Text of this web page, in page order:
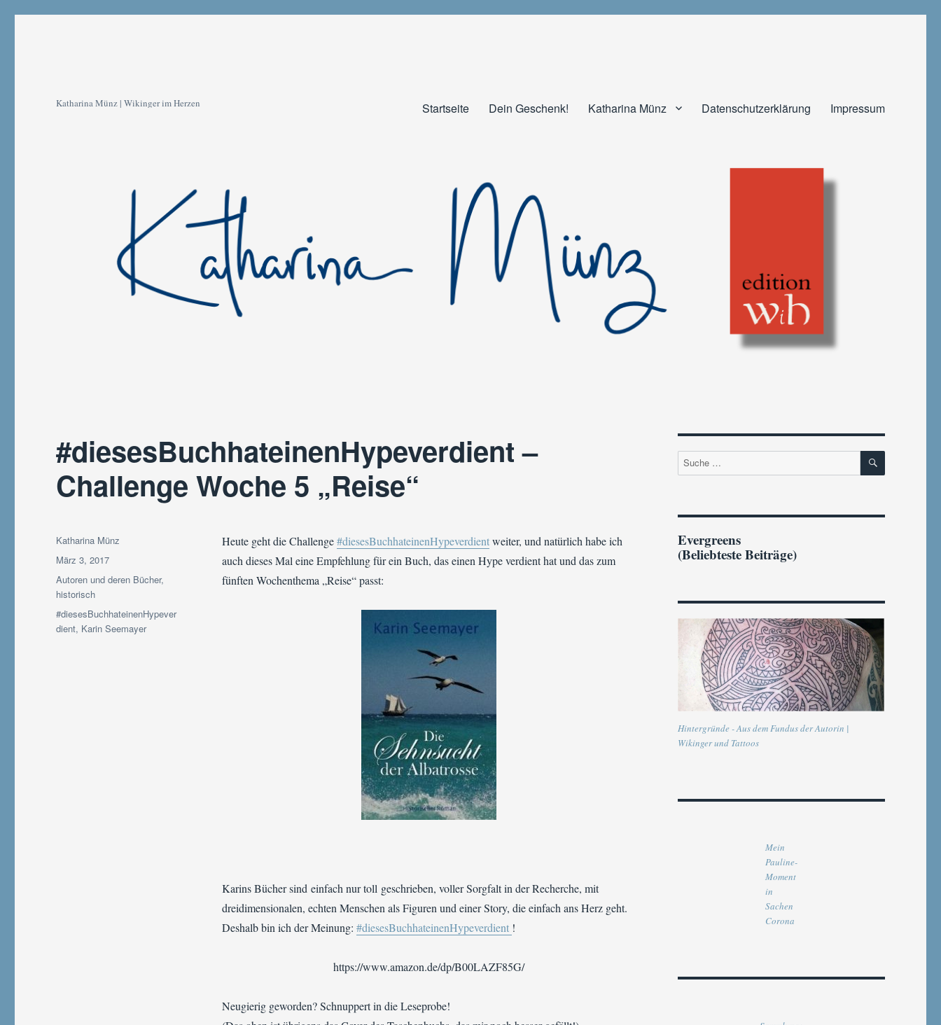
Katharina Münz | Wikinger im Herzen Startseite Dein Geschenk! Katharina Münz Datenschutzerklärung Impressum
#diesesBuchhateinenHypeverdient –
Challenge Woche 5 „Reise“
Heute geht die Challenge#diesesBuchhateinenHypeverdientweiter, und natürlich habe ich
auch dieses Mal eine Empfehlung für ein Buch, das einen Hype verdient hat und das zum
fünften Wochenthema „Reise“ passt:
Karins Bücher sind einfach nur toll geschrieben, voller Sorgfalt in der Recherche, mit
dreidimensionalen, echten Menschen als Figuren und einer Story, die einfach ans Herz geht.
Deshalb bin ich der Meinung: #diesesBuchhateinenHypeverdient !
https://www.amazon.de/dp/B00LAZF85G/
Neugierig geworden? Schnuppert in die Leseprobe!
Autor
Katharina Münz
Veröffentlicht
am
März 3, 2017
Kategorien
Autoren und deren Bücher,
historisch
Schlagwörter
#diesesBuchhateinenHypever
dient, Karin Seemayer
Suche
nach:
SUCHEN
Evergreens
(Beliebteste Beiträge)
Hintergründe - Aus dem Fundus der Autorin |
Wikinger und Tattoos
Mein
Pauline-
Moment
in
Sachen
Corona